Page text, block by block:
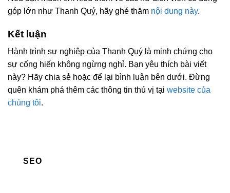
góp lớn như Thanh Quý, hãy ghé thăm nội dung này.
Kết luận
Hành trình sự nghiệp của Thanh Quý là minh chứng cho
sự cống hiến không ngừng nghỉ. Bạn yêu thích bài viết
này? Hãy chia sẻ hoặc để lại bình luận bên dưới. Đừng
quên khám phá thêm các thông tin thú vị tại website của
chúng tôi.
SEO